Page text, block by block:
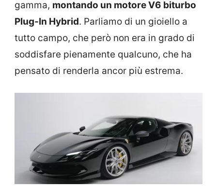
gamma, montando un motore V6 biturbo
Plug-In Hybrid. Parliamo di un gioiello a
tutto campo, che però non era in grado di
soddisfare pienamente qualcuno, che ha
pensato di renderla ancor più estrema.